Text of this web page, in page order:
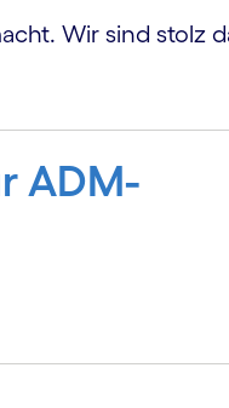
Wir sind stolz
ADM-